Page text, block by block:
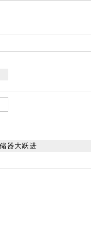
器大跃进